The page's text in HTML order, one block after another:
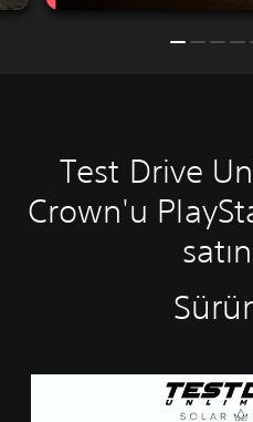
Test Drive
Crown'u